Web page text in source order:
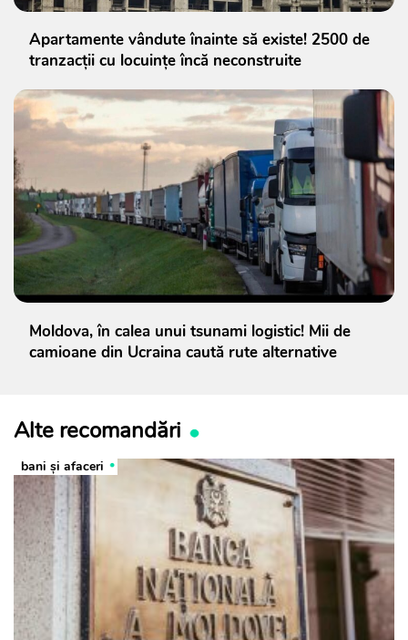
Apartamente vândute înainte să existe! 2500 de
tranzacții cu locuințe încă neconstruite
Moldova, în calea unui tsunami logistic! Mii de
camioane din Ucraina caută rute alternative
Alte recomandări
bani și afaceri